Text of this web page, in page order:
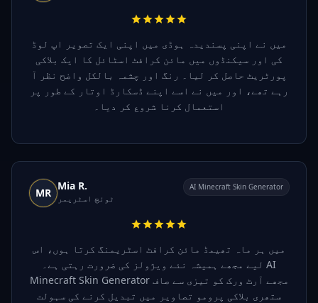
میں نے اپنی پسندیدہ ہوڈی میں اپنی ایک تصویر اپ لوڈ
کی اور سیکنڈوں میں مائن کرافٹ اسٹائل کا ایک بلاکی
پورٹریٹ حاصل کر لیا۔ رنگ اور چشمہ بالکل واضح نظر آ
رہے تھے، اور میں نے اسے اپنے ڈسکارڈ اوتار کے طور پر
استعمال کرنا شروع کر دیا۔
MR
Mia R.
ٹوئچ اسٹریمر
AI Minecraft Skin Generator
میں ہر ماہ تھیمڈ مائن کرافٹ اسٹریمنگ کرتا ہوں، اس
لیے مجھے ہمیشہ نئے ویژولز کی ضرورت رہتی ہے۔ AI
Minecraft Skin Generator مجھے آرٹ ورک کو تیزی سے صاف
ستھری بلاکی پرومو تصاویر میں تبدیل کرنے کی سہولت